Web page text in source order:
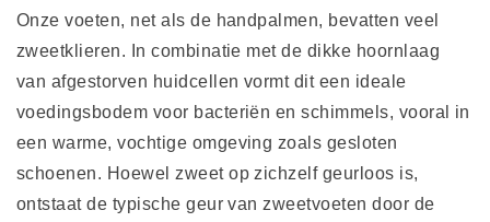
Onze voeten, net als de handpalmen, bevatten veel
zweetklieren. In combinatie met de dikke hoornlaag
van afgestorven huidcellen vormt dit een ideale
voedingsbodem voor bacteriën en schimmels, vooral in
een warme, vochtige omgeving zoals gesloten
schoenen. Hoewel zweet op zichzelf geurloos is,
ontstaat de typische geur van zweetvoeten door de